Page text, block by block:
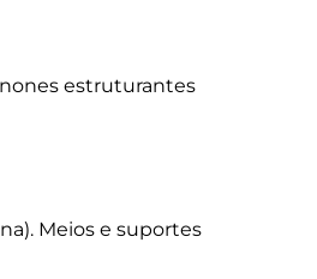
estruturantes
Meios e suportes